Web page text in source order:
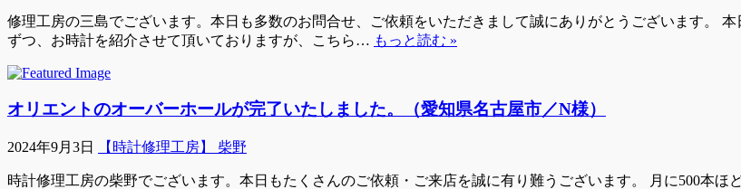
修理工房の三島でございます。本日も多数のお問合せ、ご依頼をいただきまして誠にありがとうございます。
ずつ、お時計を紹介させて頂いておりますが、こちら… もっと読む »
オリエントのオーバーホールが完了いたしました。（愛知県名古屋市／N様）
2024年9月3日 【時計修理工房】 柴野
時計修理工房の柴野でございます。本日もたくさんのご依頼・ご来店を誠に有り難うございます。 月に500本